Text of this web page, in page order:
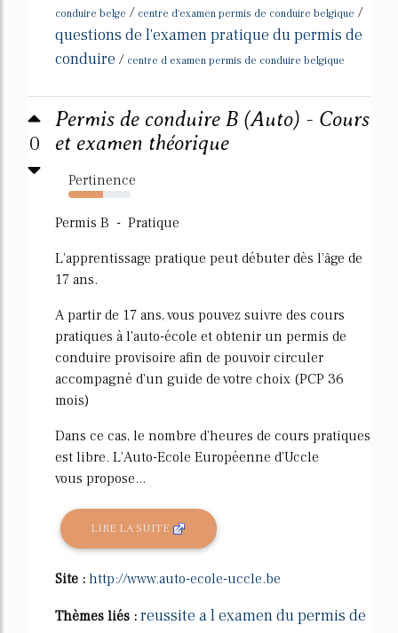
conduire belge / centre d'examen permis de conduire belgique /
questions de l'examen pratique du permis de
conduire / centre d examen permis de conduire belgique
0
Permis de conduire B (Auto) - Cours
et examen théorique
Pertinence
55%
Permis B - Pratique
L'apprentissage pratique peut débuter dès l'âge de
17 ans.
A partir de 17 ans, vous pouvez suivre des cours
pratiques à l'auto-école et obtenir un permis de
conduire provisoire afin de pouvoir circuler
accompagné d'un guide de votre choix (PCP 36
mois)
Dans ce cas, le nombre d'heures de cours pratiques
est libre. L'Auto-Ecole Européenne d'Uccle
vous propose...
LIRE LA SUITE
Site : http://www.auto-ecole-uccle.be
Thèmes liés : reussite a l examen du permis de